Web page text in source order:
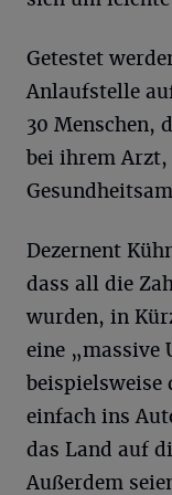
Getestet
Anlaufstelle
30 Menschen,
bei ihrem
Dezernent
dass all die
wurden, in
eine „massive
beispielsweise
einfach ins
das Land auf
Außerdem